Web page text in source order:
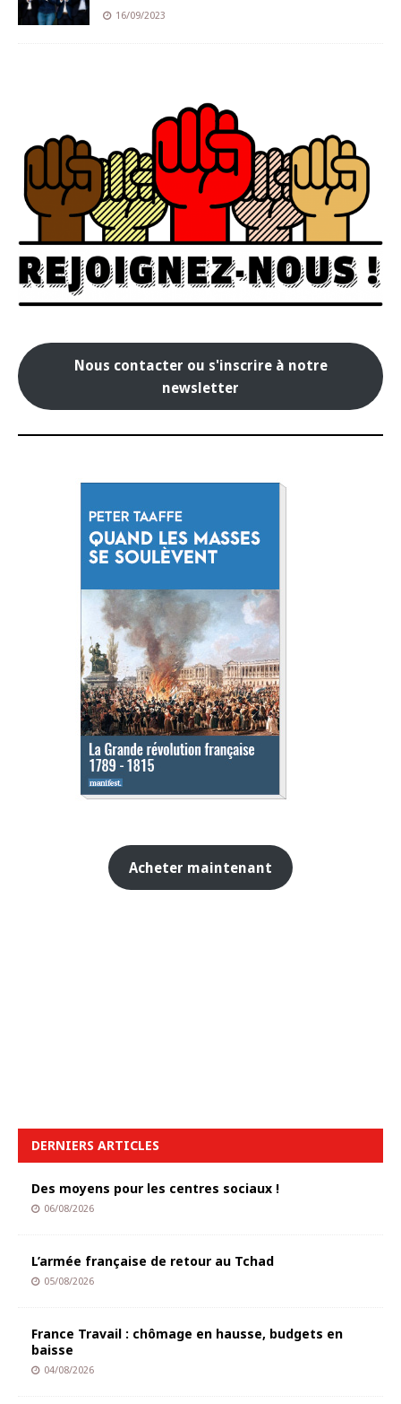
16/09/2023
Nous contacter ou s'inscrire à notre
newsletter
Acheter maintenant
DERNIERS ARTICLES
Des moyens pour les centres sociaux !
06/08/2026
L’armée française de retour au Tchad
05/08/2026
France Travail : chômage en hausse, budgets en
baisse
04/08/2026